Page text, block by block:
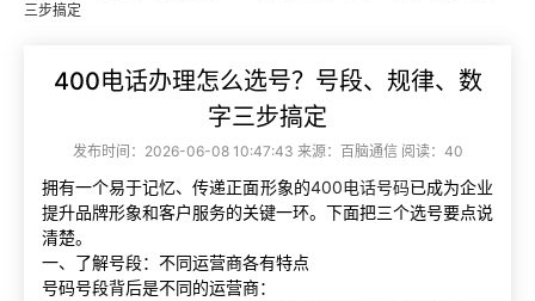
三步搞定
400电话办理怎么选号？号段、规律、数
字三步搞定
发布时间：2026-06-08 10:47:43 来源：百脑通信 阅读：40
拥有一个易于记忆、传递正面形象的400电话号码已成为企业
提升品牌形象和客户服务的关键一环。下面把三个选号要点说
清楚。
一、了解号段：不同运营商各有特点
号码号段背后是不同的运营商：